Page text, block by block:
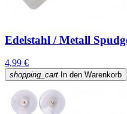
Edelstahl / Metall
4,99 €
shopping_cart In den Warenkorb